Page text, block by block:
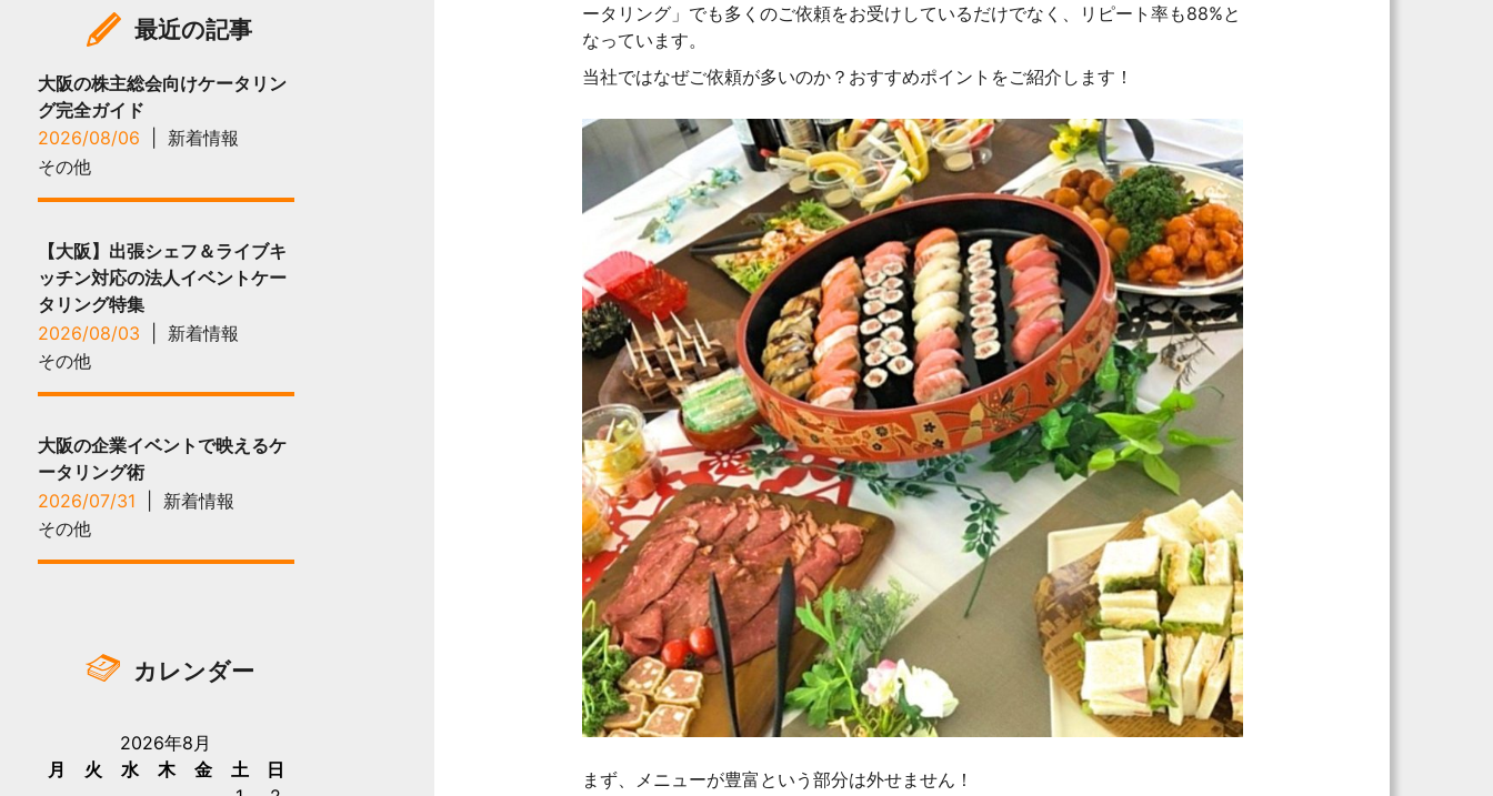
ータリング」でも多くのご依頼をお受けしているだけでなく、リピート率も88%と
なっています。
当社ではなぜご依頼が多いのか？おすすめポイントをご紹介します！
まず、メニューが豊富という部分は外せません！
最近の記事
大阪の株主総会向けケータリン
グ完全ガイド
2026/08/06
新着情報
その他
【大阪】出張シェフ＆ライブキ
ッチン対応の法人イベントケー
タリング特集
2026/08/03
新着情報
その他
大阪の企業イベントで映えるケ
ータリング術
2026/07/31
新着情報
その他
カレンダー
2026年8月
月
火 水 木 金 土
日